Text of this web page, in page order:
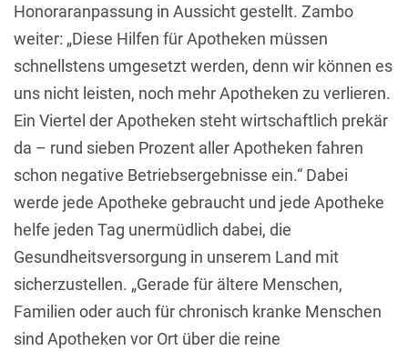
Honoraranpassung in Aussicht gestellt. Zambo
weiter: „Diese Hilfen für Apotheken müssen
schnellstens umgesetzt werden, denn wir können es
uns nicht leisten, noch mehr Apotheken zu verlieren.
Ein Viertel der Apotheken steht wirtschaftlich prekär
da – rund sieben Prozent aller Apotheken fahren
schon negative Betriebsergebnisse ein.“ Dabei
werde jede Apotheke gebraucht und jede Apotheke
helfe jeden Tag unermüdlich dabei, die
Gesundheitsversorgung in unserem Land mit
sicherzustellen. „Gerade für ältere Menschen,
Familien oder auch für chronisch kranke Menschen
sind Apotheken vor Ort über die reine